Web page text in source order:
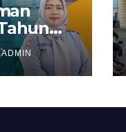
2025
ADMIN